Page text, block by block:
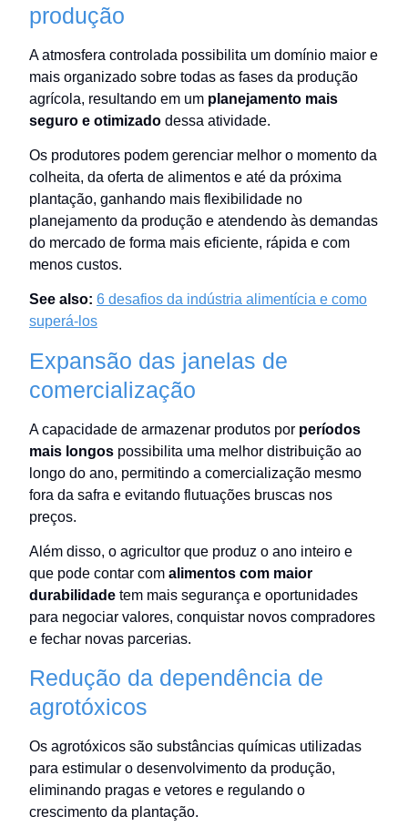
produção
A atmosfera controlada possibilita um domínio maior e
mais organizado sobre todas as fases da produção
agrícola, resultando em um planejamento mais
seguro e otimizado dessa atividade.
Os produtores podem gerenciar melhor o momento da
colheita, da oferta de alimentos e até da próxima
plantação, ganhando mais flexibilidade no
planejamento da produção e atendendo às demandas
do mercado de forma mais eficiente, rápida e com
menos custos.
See also: 6 desafios da indústria alimentícia e como
superá-los
Expansão das janelas de
comercialização
A capacidade de armazenar produtos por períodos
mais longos possibilita uma melhor distribuição ao
longo do ano, permitindo a comercialização mesmo
fora da safra e evitando flutuações bruscas nos
preços.
Além disso, o agricultor que produz o ano inteiro e
que pode contar com alimentos com maior
durabilidade tem mais segurança e oportunidades
para negociar valores, conquistar novos compradores
e fechar novas parcerias.
Redução da dependência de
agrotóxicos
Os agrotóxicos são substâncias químicas utilizadas
para estimular o desenvolvimento da produção,
eliminando pragas e vetores e regulando o
crescimento da plantação.